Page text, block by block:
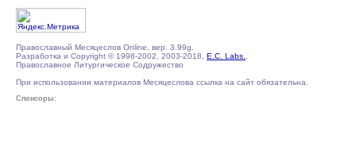
Православный Месяцеслов Online, вер. 3.99g.
Разработка и Copyright © 1998-2002, 2003-2018, E.C. Labs.
Православное Литургическое Содружество
При использовании материалов Месяцеслова ссылка на сайт обязательна.
Спонсоры: